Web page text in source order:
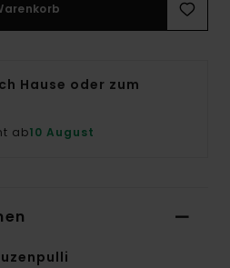
Hause oder zum
ab10 August